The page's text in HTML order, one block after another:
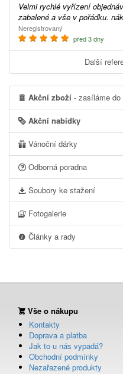
Velmi rychlé vyřízení objednávky a dodání zboží. pečlivě
zabalené a vše v pořádku.
Neregistrovaný
před 3 dny
Další
Akční zboží - zasíláme do
Akční nabídky
Vánoční dárky
Odborná poradna
Soubory ke stažení
Fotogalerie
Články a rady
Vše o nákupu
Kontakty
Doprava a platba
Jak to u nás vypadá?
Obchodní podmínky
Nezařazené produkty